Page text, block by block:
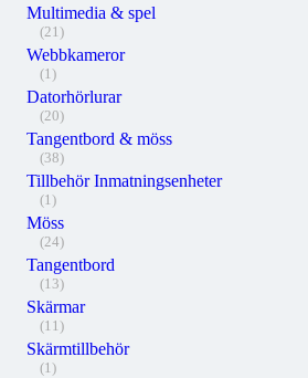
Multimedia & spel
(21)
Webbkameror
(1)
Datorhörlurar
(20)
Tangentbord & möss
(38)
Tillbehör Inmatningsenheter
(1)
Möss
(24)
Tangentbord
(13)
Skärmar
(11)
Skärmtillbehör
(1)